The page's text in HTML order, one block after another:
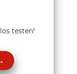
testen!